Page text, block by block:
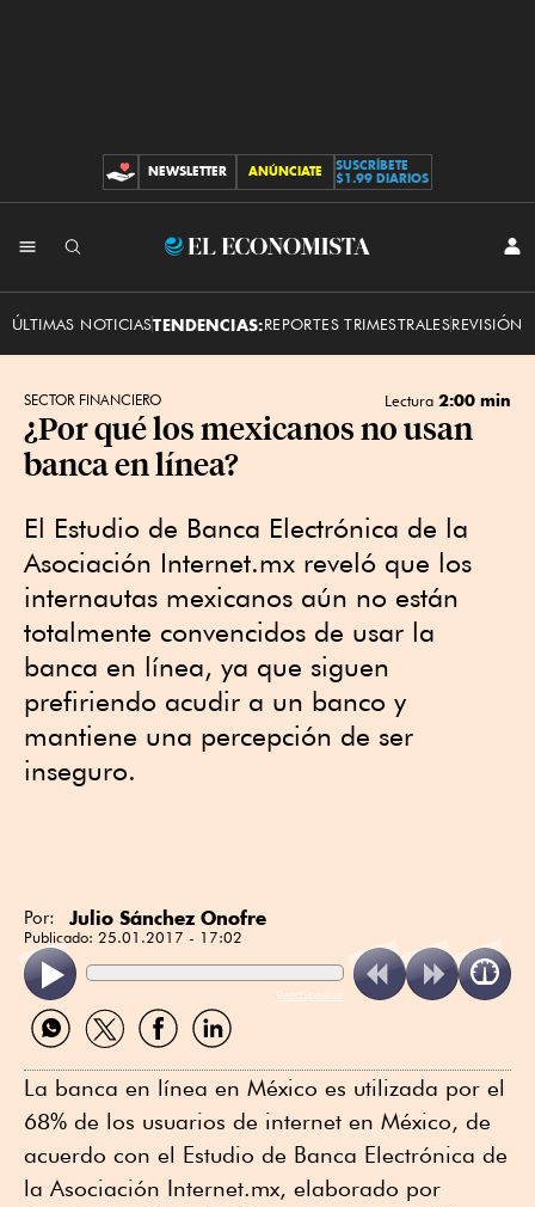
CONTRIBUCIONES
NEWSLETTER ANÚNCIATE
SUSCRÍBETE
$1.99 DIARIOS
El
ÚLTIMAS NOTICIASTENDENCIAS:REPORTES TRIMESTRALESREVISIÓN
SECTOR FINANCIERO Lectura 2:00 min
¿Por qué los mexicanos no usan
banca en línea?
El Estudio de Banca Electrónica de la
Asociación Internet.mx reveló que los
internautas mexicanos aún no están
totalmente convencidos de usar la
banca en línea, ya que siguen
prefiriendo acudir a un banco y
mantiene una percepción de ser
inseguro.
Por: Julio Sánchez Onofre
Publicado: 25.01.2017 - 17:02
ReadSpeaker
Compartir
por
Compartir
por
Compartir
por
Compartir
por
La banca en línea en México es utilizada por el
68% de los usuarios de internet en México, de
acuerdo con el Estudio de Banca Electrónica de
la Asociación Internet.mx, elaborado por